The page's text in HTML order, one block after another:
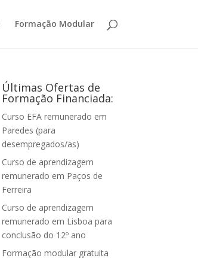
Formação Modular
Últimas Ofertas de
Formação Financiada:
Curso EFA remunerado em
Paredes (para
desempregados/as)
Curso de aprendizagem
remunerado em Paços de
Ferreira
Curso de aprendizagem
remunerado em Lisboa para
conclusão do 12º ano
Formação modular gratuita